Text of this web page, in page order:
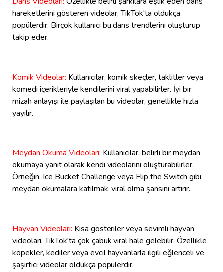
hareketlerini gösteren videolar, TikTok'ta oldukça
popülerdir. Birçok kullanıcı bu dans trendlerini oluşturup
takip eder.
Komik Videolar: Kullanıcılar, komik skeçler, taklitler veya
komedi içerikleriyle kendilerini viral yapabilirler. İyi bir
mizah anlayışı ile paylaşılan bu videolar, genellikle hızla
yayılır.
Meydan Okuma Videoları: Kullanıcılar, belirli bir meydan
okumaya yanıt olarak kendi videolarını oluşturabilirler.
Örneğin, Ice Bucket Challenge veya Flip the Switch gibi
meydan okumalara katılmak, viral olma şansını artırır.
Hayvan Videoları: Kısa gösteriler veya sevimli hayvan
videoları, TikTok'ta çok çabuk viral hale gelebilir. Özellikle
köpekler, kediler veya evcil hayvanlarla ilgili eğlenceli ve
şaşırtıcı videolar oldukça popülerdir.